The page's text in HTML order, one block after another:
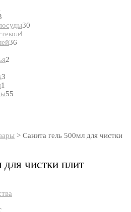
товар
товара30
44
36
2
3
1
товар
55
> Санита гель 500мл для чистки
для чистки плит